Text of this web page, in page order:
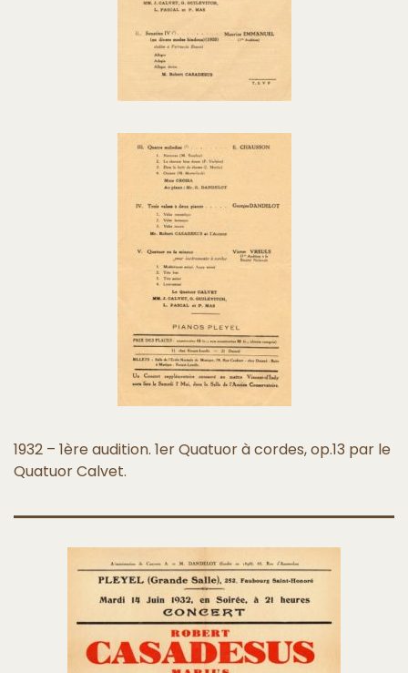
1932 – 1ère audition. 1er Quatuor à cordes, op.13 par le
Quatuor Calvet.